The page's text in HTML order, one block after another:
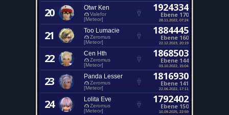
20 Otwr Ken
Valefor
[Meteor]
1924334
Ebene 170
28.11.2022, 07:24
21 Too Lumacie
Zeromus
[Meteor]
1884445
Ebene 160
22.12.2023, 20:19
22 Cen Hth
Zeromus
[Meteor]
1868503
Ebene 144
03.10.2022, 15:04
23 Panda Lesser
Zeromus
[Meteor]
1816930
Ebene 141
22.06.2022, 17:11
24 Lolita Eve
Zeromus
[Meteor]
1792402
Ebene 150
10.09.2025, 22:59